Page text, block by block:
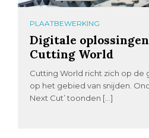
PLAATBEWERKING
Digitale
Cutting World
Cutting World richt zich op
op het gebied van snijden.
Next Cut’ toonden […]